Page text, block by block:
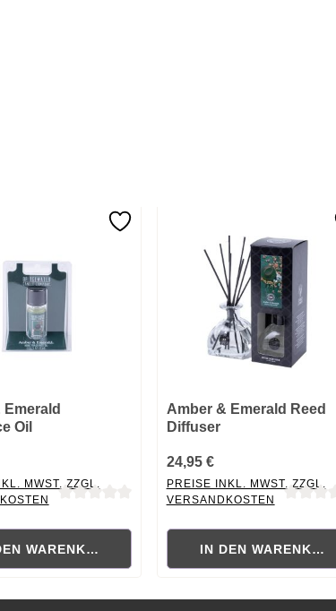
Oil
MWST. ZZGL.
WARENKORB
Amber & Emerald Reed
Diffuser
24,95 €
PREISE INKL. MWST. ZZGL.
VERSANDKOSTEN
IN DEN WARENKORB